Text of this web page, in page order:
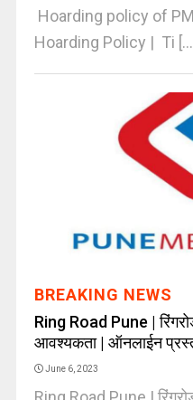
Hoarding policy of
Hoarding Policy | Ti
BREAKING NEWS
Ring Road Pune |
आवश्यकता | ऑनलाईन
June 6, 2023